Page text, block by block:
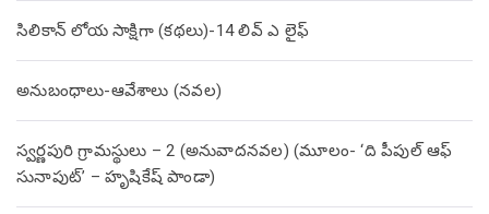
సిలికాన్ లోయ సాక్షిగా (కథలు)-14 లివ్ ఎ లైఫ్
అనుబంధాలు-ఆవేశాలు (నవల)
స్వర్ణపురి గ్రామస్థులు – 2 (అనువాదనవల) (మూలం- ‘ది పీపుల్ ఆఫ్
సునాపుట్’ – హృషికేష్ పాండా)